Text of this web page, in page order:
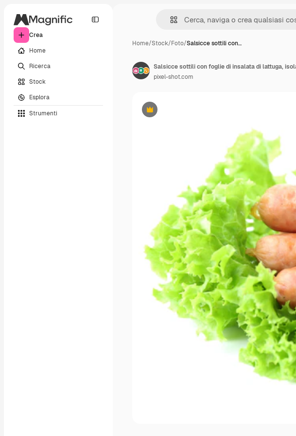
Crea
Home
Ricerca
Stock
Esplora
Strumenti
Home/Stock/Foto/Salsicce sottili con…
Premium
Salsicce sottili con foglie di insalata di lattuga,
pixel-shot.com